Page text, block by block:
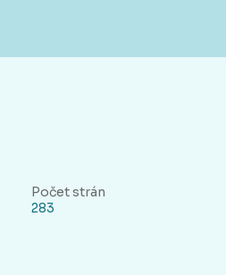
Počet strán
283